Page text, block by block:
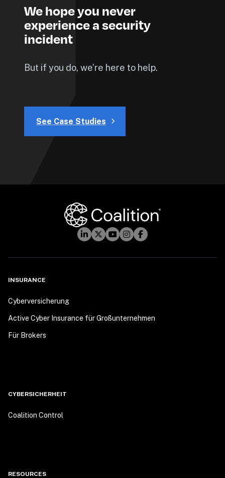
We hope you never
experience a security
incident
But if you do, we’re here to help.
See Case Studies
INSURANCE
Cyberversicherung
Active Cyber Insurance für Großunternehmen
Für Brokers
CYBERSICHERHEIT
Coalition Control
RESOURCES